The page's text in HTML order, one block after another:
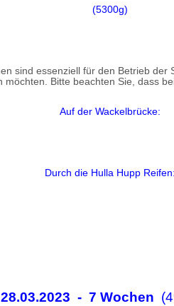
(5300g)
Auf der Wackelbrücke:
Durch die Hulla Hupp Reifen:
28.03.2023 - 7 Wochen
sind essenziell für den Betrieb
Bitte beachten Sie, dass